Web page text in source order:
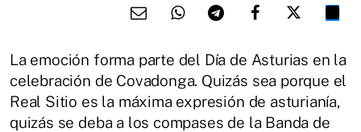
La emoción forma parte del Día de Asturias en la
celebración de Covadonga. Quizás sea porque el
Real Sitio es la máxima expresión de asturianía,
quizás se deba a los compases de la Banda de